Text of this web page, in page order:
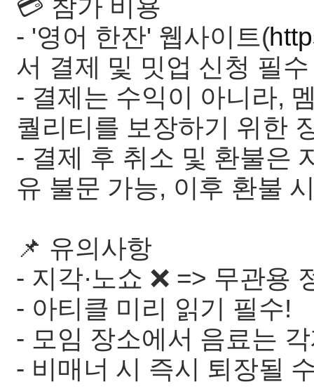
💳 참가 비용
- '영어 한잔' 웹사이트(
서 결제 및 밋업 신청 필
- 결제는 수익이 아니라,
퀄리티를 보장하기 위한
- 결제 후 취소 및 환불은
유 불문 가능, 이후 환불
📌 유의사항
- 지각·노쇼 ❌ => 무관용
- 아티클 미리 읽기 필수!
- 모임 장소에서 음료는
- 비매너 시 즉시 퇴장될